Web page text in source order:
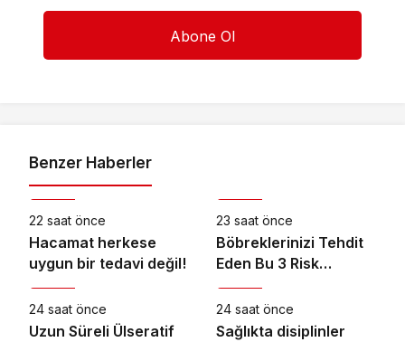
Benzer Haberler
Sağlık
22 saat önce
Hacamat herkese
uygun bir tedavi değil!
23 saat önce
Böbreklerinizi Tehdit
Eden Bu 3 Risk
Faktörüne Dikkat!
24 saat önce
Uzun Süreli Ülseratif
24 saat önce
Sağlıkta disiplinler